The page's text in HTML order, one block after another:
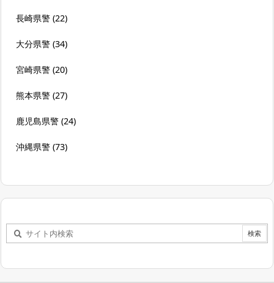
長崎県警 (22)
大分県警 (34)
宮崎県警 (20)
熊本県警 (27)
鹿児島県警 (24)
沖縄県警 (73)